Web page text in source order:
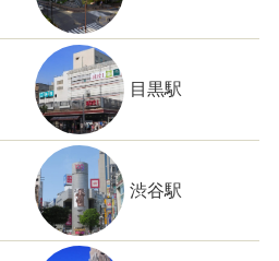
目黒駅
渋谷駅